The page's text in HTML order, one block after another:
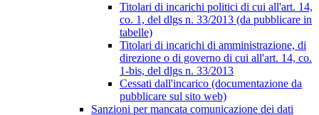
Titolari di incarichi politici di cui all'art. 14,
co. 1, del dlgs n. 33/2013 (da pubblicare in
tabelle)
Titolari di incarichi di amministrazione, di
direzione o di governo di cui all'art. 14, co.
1-bis, del dlgs n. 33/2013
Cessati dall'incarico (documentazione da
pubblicare sul sito web)
Sanzioni per mancata comunicazione dei dati